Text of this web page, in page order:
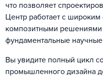
что позволяет
Центр работает с
композитными решениями
фундаментальные
Вы увидите полный цикл
промышленного дизайна